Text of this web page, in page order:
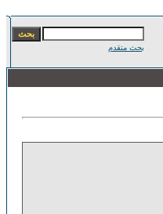
بحث متقدم